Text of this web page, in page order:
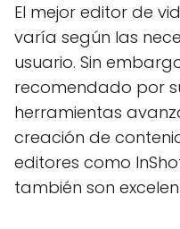
El mejor editor de
varía según las
usuario. Sin
recomendado por
herramientas
creación de
editores como
también son